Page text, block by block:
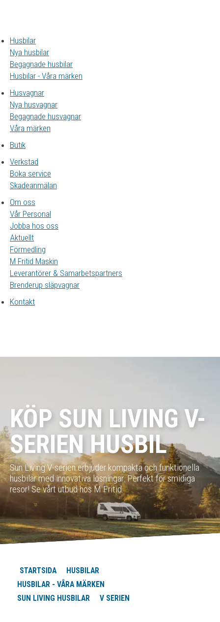
Husbilar
Nya husbilar
Begagnade husbilar
Husbilar - Våra märken
Husvagnar
Nya husvagnar
Begagnade husvagnar
Våra märken
Butik
Verkstad
Boka service
Skadeanmälan
Om oss
Vår Personal
Jobba hos oss
Aktuellt
Förmedling
M Fritid Maskin
Leverantörer & Samarbetspartners
Brenderup släpvagnar
Kontakt
KÖP SUN LIVING V-
SERIEN HUSBIL
Sun Living V-serien erbjuder kompakta och funktionella
husbilar med innovativa lösningar. Perfekt för smidiga
resor! Se vårt utbud hos M Fritid.
STARTSIDA
HUSBILAR
HUSBILAR - VÅRA MÄRKEN
SUN LIVING HUSBILAR
V SERIEN